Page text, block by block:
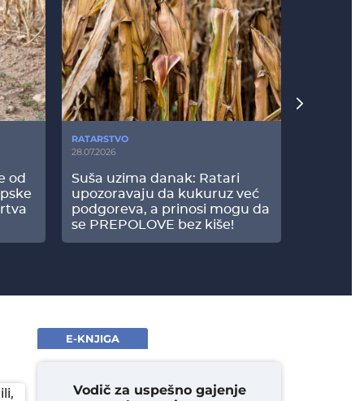
od
RATARSTVO
28.07.2026
Suša uzima danak: Ratari
upozoravaju da kukuruz već
podgoreva, a prinosi mogu da
se PREPOLOVE bez kiše!
E-KNJIGA
Vodič za uspešno gajenje